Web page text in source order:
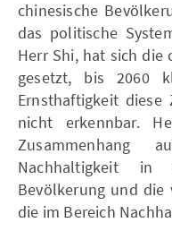
chinesische
das politische
Herr Shi, hat sich die
gesetzt, bis 2060
Ernsthaftigkeit diese
nicht erkennbar.
Zusammenhang
Nachhaltigkeit in
Bevölkerung und die
die im Bereich